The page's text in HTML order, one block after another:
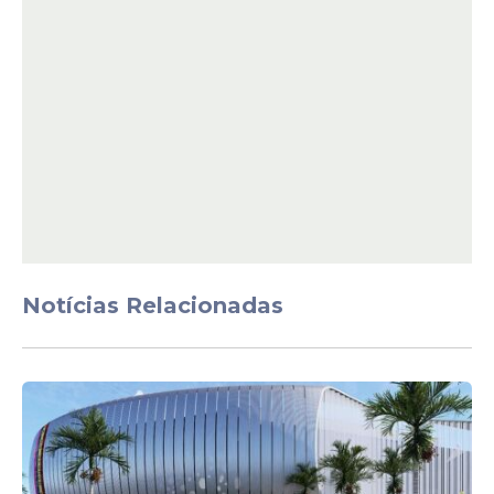
Além dos efeitos diretos da exposição ao
sol, principalmente em dias de
Notícias Relacionadas